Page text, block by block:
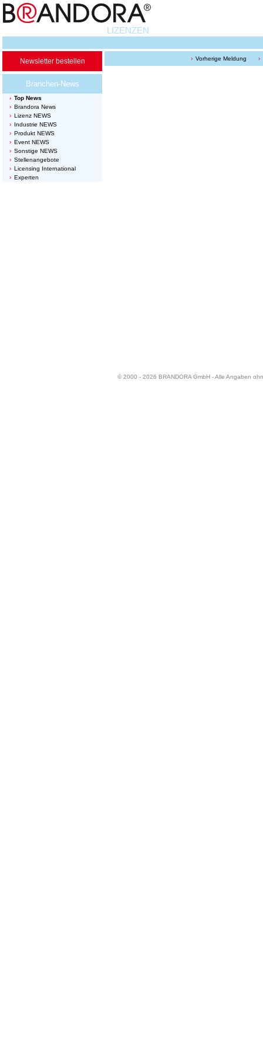
LIZENZEN
Newsletter bestellen
Branchen-News
Top News
Brandora News
Lizenz NEWS
Industrie NEWS
Produkt NEWS
Event NEWS
Sonstige NEWS
Stellenangebote
Licensing International
Experten
Vorherige Meldung
© 2000 - 2026 BRANDORA GmbH - Alle Angaben